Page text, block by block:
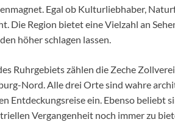
Egal ob Kulturliebhaber,
Die Region bietet eine Vielzahl an
höher schlagen lassen.
Ruhrgebiets zählen die Zeche
Nord. Alle drei Orte sind wahre
Entdeckungsreise ein. Ebenso beliebt
Vergangenheit noch immer zu